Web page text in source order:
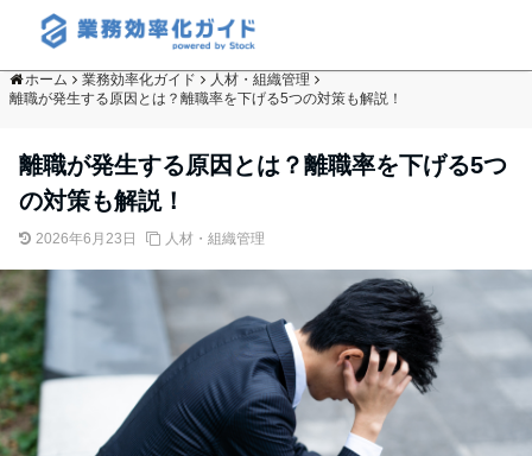
ホーム 業務効率化ガイド
人材・組織管理
離職が発生する原因とは？離職率を下げる5つの対策も解説！
離職が発生する原因とは？離職率を下げる5つ
の対策も解説！
2026年6月23日 人材・組織管理